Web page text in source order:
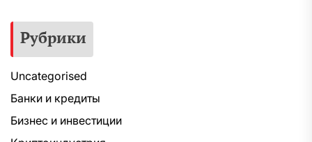
Рубрики
Uncategorised
Банки и кредиты
Бизнес и инвестиции